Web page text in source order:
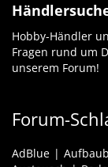
Hobby-Händler
Fragen rund um
unserem Forum!
Forum-
AdBlue